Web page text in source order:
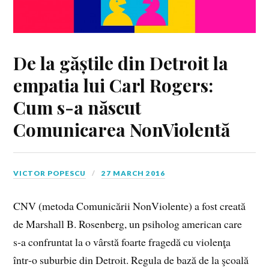
De la găștile din Detroit la
empatia lui Carl Rogers:
Cum s-a născut
Comunicarea NonViolentă
VICTOR POPESCU 27 MARCH 2016
CNV (metoda Comunicării NonViolente) a fost creată
de Marshall B. Rosenberg, un psiholog american care
s‑a confruntat la o vârstă foarte fragedă cu violenţa
într‑o suburbie din Detroit. Regula de bază de la şcoală